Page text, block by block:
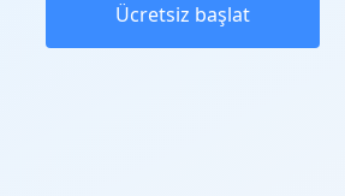
Ücretsiz başlat